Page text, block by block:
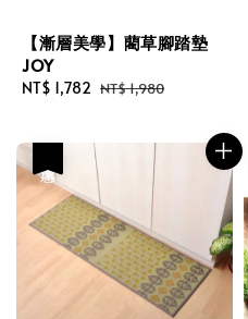
【漸層美學】藺草腳踏墊
JOY
Sale
NT$ 1,782 Regular
NT$ 1,980